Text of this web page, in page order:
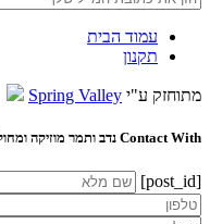
עמוד הבית
תקנון
מתוחזק ע"י Spring Valley
Contact With נדב ותמר מוזיקה ומחול בערבה
[post_id]